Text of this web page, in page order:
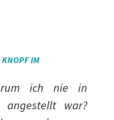
KNOPF IM
ich nie in
angestellt war?